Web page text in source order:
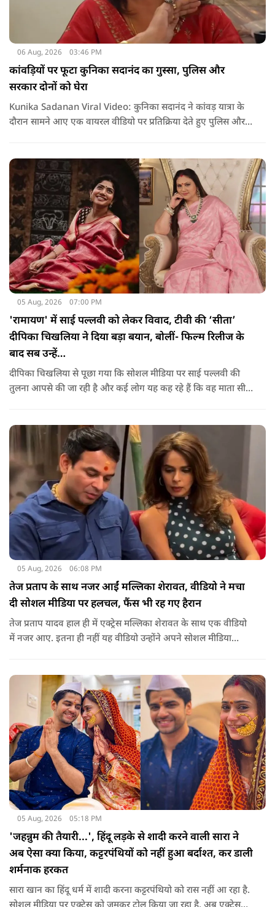
06 Aug, 2026 03:46 PM
कांवड़ियों पर फूटा कुनिका सदानंद का गुस्सा, पुलिस और
सरकार दोनों को घेरा
Kunika Sadanan Viral Video: कुनिका सदानंद ने कांवड़ यात्रा के
दौरान सामने आए एक वायरल वीडियो पर प्रतिक्रिया देते हुए पुलिस और
मारपीट करता है, तो उसके खिलाफ सख्त कार्रवाई होनी चाहिए.
05 Aug, 2026 07:00 PM
'रामायण' में साई पल्लवी को लेकर विवाद, टीवी की ‘सीता’
दीपिका चिखलिया ने दिया बड़ा बयान, बोलीं- फिल्म रिलीज के
बाद सब उन्हें…
दीपिका चिखलिया से पूछा गया कि सोशल मीडिया पर साई पल्लवी की
तुलना आपसे की जा रही है और कई लोग यह कह रहे हैं कि वह माता सीता
के प्यार के रूप में देखती हैं.
05 Aug, 2026 06:08 PM
तेज प्रताप के साथ नजर आईं मल्लिका शेरावत, वीडियो ने मचा
दी सोशल मीडिया पर हलचल, फैंस भी रह गए हैरान
तेज प्रताप यादव हाल ही में एक्ट्रेस मल्लिका शेरावत के साथ एक वीडियो
में नजर आए. इतना ही नहीं यह वीडियो उन्होंने अपने सोशल मीडिया
05 Aug, 2026 05:18 PM
'जहन्नुम की तैयारी...', हिंदू लड़के से शादी करने वाली सारा ने
अब ऐसा क्या किया, कट्टरपंथियों को नहीं हुआ बर्दाश्त, कर डाली
शर्मनाक हरकत
सारा खान का हिंदू धर्म में शादी करना कट्टरपंथियो को रास नहीं आ रहा है.